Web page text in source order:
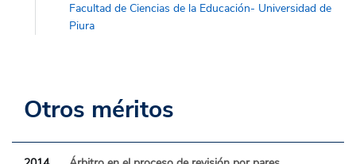
Facultad de Ciencias de la Educación- Universidad de
Piura
Otros méritos